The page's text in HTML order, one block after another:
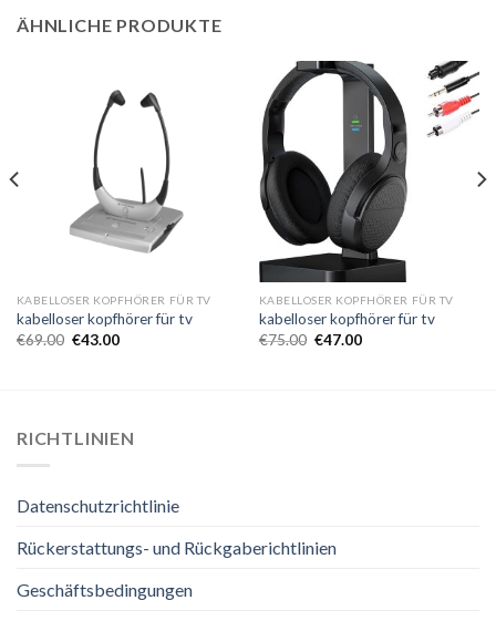
ÄHNLICHE PRODUKTE
KABELLOSER KOPFHÖRER FÜR TV
kabelloser kopfhörer für tv
€69.00 €43.00
KABELLOSER KOPFHÖRER FÜR TV
kabelloser kopfhörer für tv
€75.00 €47.00
RICHTLINIEN
Datenschutzrichtlinie
Rückerstattungs- und Rückgaberichtlinien
Geschäftsbedingungen